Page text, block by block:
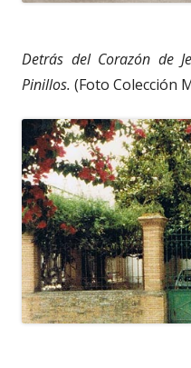
Detrás del Corazón de
Pinillos. (Foto Colección